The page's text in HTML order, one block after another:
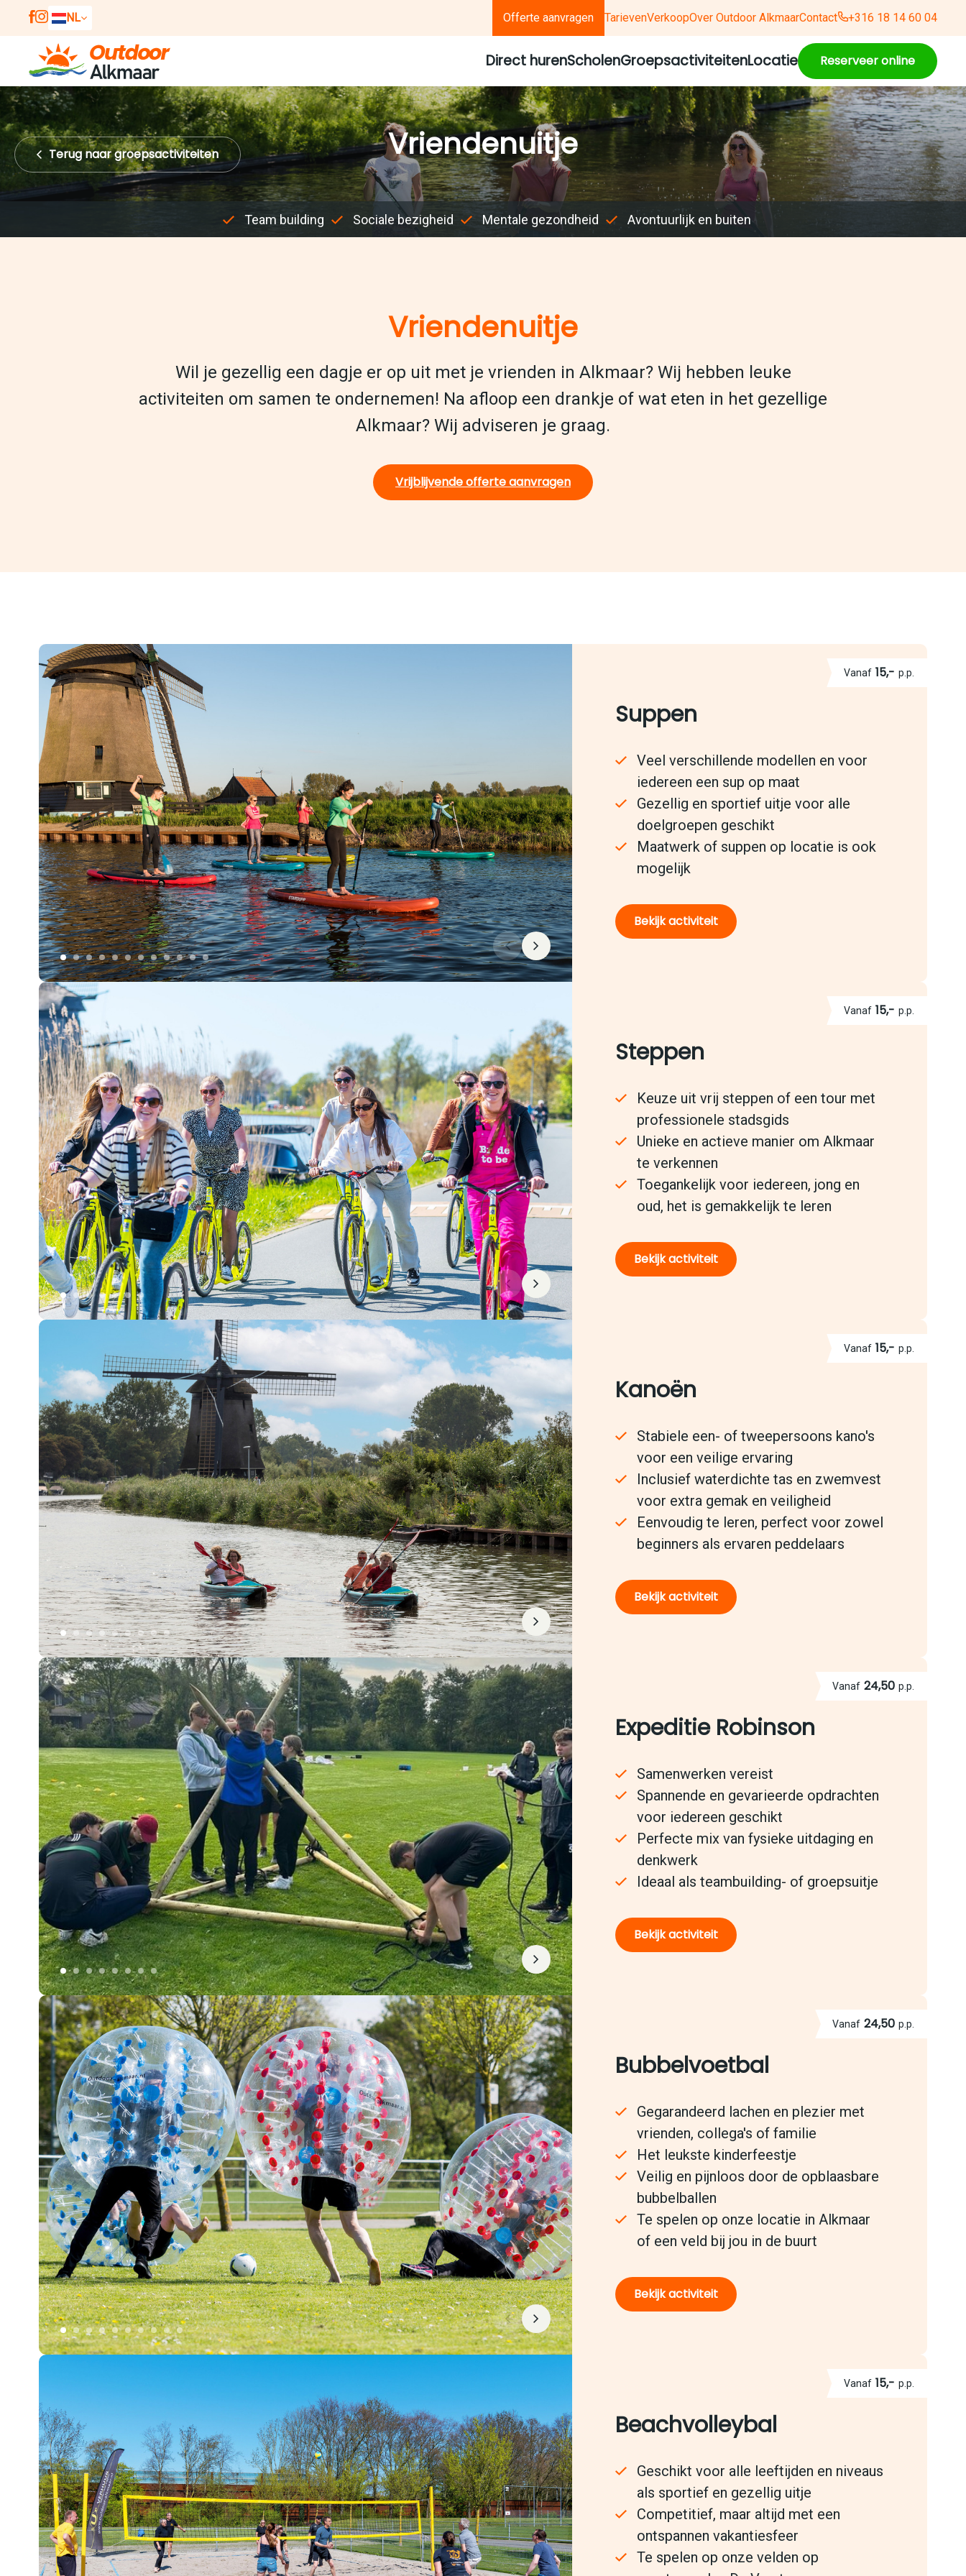
NL
DE
Offerte aanvragen TarievenVerkoopOver Outdoor AlkmaarContact +316 18 14 60 04
Direct hurenScholenGroepsactiviteitenLocatie Reserveer online
Terugnaar groepsactiviteiten Vriendenuitje
Team building Sociale bezigheid Mentale gezondheid Avontuurlijk en buiten
Vriendenuitje
Wil je gezellig een dagje er op uit met je vrienden in Alkmaar? Wij hebben leuke
activiteiten om samen te ondernemen! Na afloop een drankje of wat eten in het gezellige
Alkmaar? Wij adviseren je graag.
Vrijblijvende offerte aanvragen
Vanaf 15,- p.p.
Suppen
Veel verschillende modellen en voor
iedereen een sup op maat
Gezellig en sportief uitje voor alle
doelgroepen geschikt
Maatwerk of suppen op locatie is ook
mogelijk
Bekijk activiteit
Vanaf 15,- p.p.
Steppen
Keuze uit vrij steppen of een tour met
professionele stadsgids
Unieke en actieve manier om Alkmaar
te verkennen
Toegankelijk voor iedereen, jong en
oud, het is gemakkelijk te leren
Bekijk activiteit
Vanaf 15,- p.p.
Kanoën
Stabiele een- of tweepersoons kano's
voor een veilige ervaring
Inclusief waterdichte tas en zwemvest
voor extra gemak en veiligheid
Eenvoudig te leren, perfect voor zowel
beginners als ervaren peddelaars
Bekijk activiteit
Vanaf 24,50 p.p.
Expeditie Robinson
Samenwerken vereist
Spannende en gevarieerde opdrachten
voor iedereen geschikt
Perfecte mix van fysieke uitdaging en
denkwerk
Ideaal als teambuilding- of groepsuitje
Bekijk activiteit
Vanaf 24,50 p.p.
Bubbelvoetbal
Gegarandeerd lachen en plezier met
vrienden, collega's of familie
Het leukste kinderfeestje
Veilig en pijnloos door de opblaasbare
bubbelballen
Te spelen op onze locatie in Alkmaar
of een veld bij jou in de buurt
Bekijk activiteit
Vanaf 15,- p.p.
Beachvolleybal
Geschikt voor alle leeftijden en niveaus
als sportief en gezellig uitje
Competitief, maar altijd met een
ontspannen vakantiesfeer
Te spelen op onze velden op